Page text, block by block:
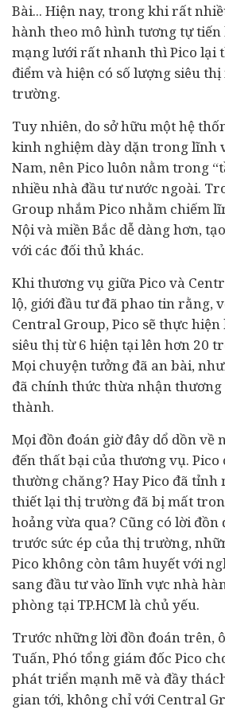
Bài... Hiện nay, trong khi rất
hành theo mô hình tương tự
mạng lưới rất nhanh thì Pico lại
điểm và hiện có số lượng siêu
trường.
Tuy nhiên, do sở hữu một hệ
kinh nghiệm dày dặn trong lĩnh
Nam, nên Pico luôn nằm trong
nhiều nhà đầu tưnước ngoài.
Group nhắm Pico nhằm chiếm
Nội và miền Bắc dễ dàng hơn,
với các đối thủ khác.
Khi thương vụ giữa Pico và
lộ, giới đầu tư đã phao tin rằng,
Central Group, Pico sẽ thực hiện
siêu thị từ 6 hiện tại lên hơn 20
Mọi chuyện tưởng đã an bài,
đã chính thức thừa nhận
thành.
Mọi đồn đoán giờ đây dổ dồn về
đến thất bại của thương vụ. Pico
thường chăng? Hay Pico đã
thiết lại thị trường đã bị mất
hoảng vừa qua? Cũng có lời đồn
trước sức ép của thị trường,
Pico không còn tâm huyết với
sang đầu tư vào lĩnh vực nhà
phòng tại TP.HCM là chủ yếu.
Trước những lời đồn đoán trên,
Tuấn, Phó tổng giám đốc Pico
phát triển mạnh mẽ và đầy
gian tới, không chỉ với Central